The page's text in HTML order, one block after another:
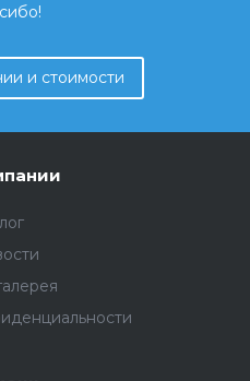
и стоимости